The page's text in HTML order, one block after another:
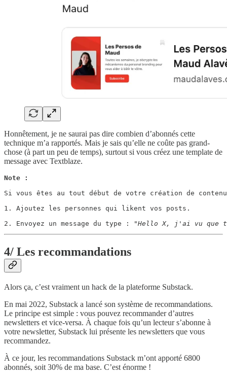
Honnêtement, je ne saurai pas dire combien d’abonnés cette
technique m’a rapportés. Mais je sais qu’elle ne coûte pas grand-
chose (à part un peu de temps), surtout si vous créez une template de
message avec Textblaze.
Note :
Si vous êtes au tout début de votre création de
1. Ajoutez les personnes qui likent vos posts.
2. Envoyez un message du type :
"Hello X, j'ai vu que
4/ Les recommandations
Alors ça, c’est vraiment un hack de la plateforme Substack.
En mai 2022, Substack a lancé son système de recommandations.
Le principe est simple : vous pouvez recommander d’autres
newsletters et vice-versa. À chaque fois qu’un lecteur s’abonne à
votre newsletter, Substack lui présente les newsletters que vous
recommandez.
À ce jour, les recommandations Substack m’ont apporté 6800
abonnés, soit 30% de ma base. C’est énorme !